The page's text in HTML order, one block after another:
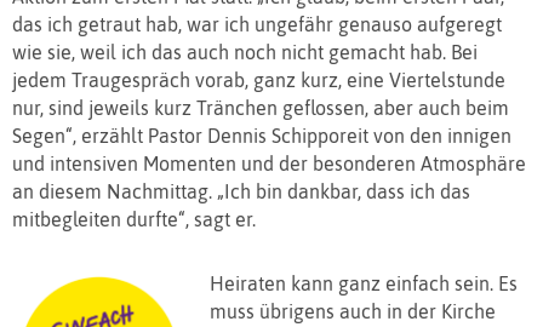
das ich getraut hab, war ich ungefähr genauso aufgeregt
wie sie, weil ich das auch noch nicht gemacht hab. Bei
jedem Traugespräch vorab, ganz kurz, eine Viertelstunde
nur, sind jeweils kurz Tränchen geflossen, aber auch beim
Segen“, erzählt Pastor Dennis Schipporeit von den innigen
und intensiven Momenten und der besonderen Atmosphäre
an diesem Nachmittag. „Ich bin dankbar, dass ich das
mitbegleiten durfte“, sagt er.
Heiraten kann ganz einfach sein. Es
muss übrigens auch in der Kirche